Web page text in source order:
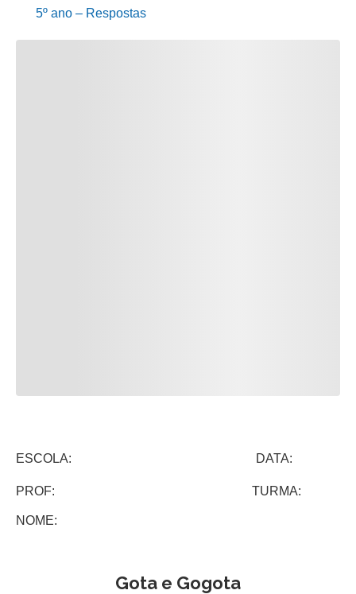
5º ano – Respostas
ESCOLA: DATA:
PROF: TURMA:
NOME:
Gota e Gogota